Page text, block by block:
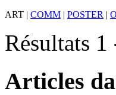
ART | COMM | POSTER |
Résultats
Articles